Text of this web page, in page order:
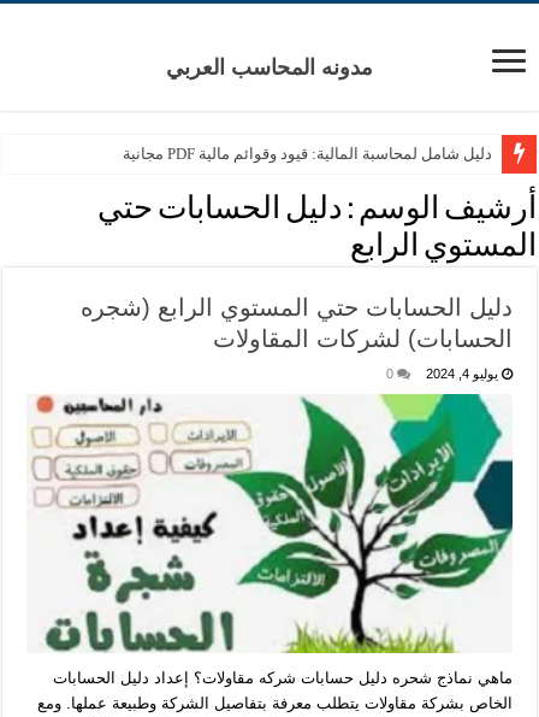
مدونه المحاسب العربي
دليل شامل لمحاسبة المالية: قيود وقوائم مالية PDF مجانية
أرشيف الوسم : دليل الحسابات حتي
المستوي الرابع
دليل الحسابات حتي المستوي الرابع (شجره
الحسابات) لشركات المقاولات
يوليو 4, 2024 0
ماهي نماذج شحره دليل حسابات شركه مقاولات؟ إعداد دليل الحسابات
الخاص بشركة مقاولات يتطلب معرفة بتفاصيل الشركة وطبيعة عملها. ومع